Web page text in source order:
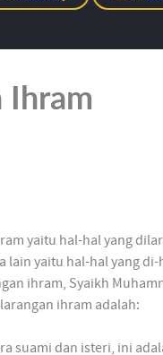
Ihram
yaitu hal-hal yang
lain yaitu hal-hal yang
ihram, Syaikh
ihram adalah:
suami dan isteri, ini